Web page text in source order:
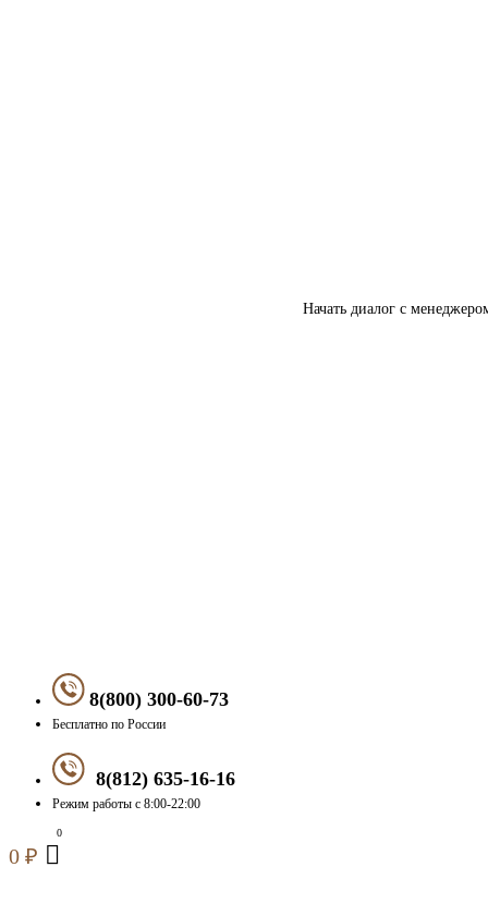
Начать диалог с
8(800) 300-60-73
Бесплатно по России
8(812) 635-16-16
Режим работы с 8:00-22:00
0 ₽